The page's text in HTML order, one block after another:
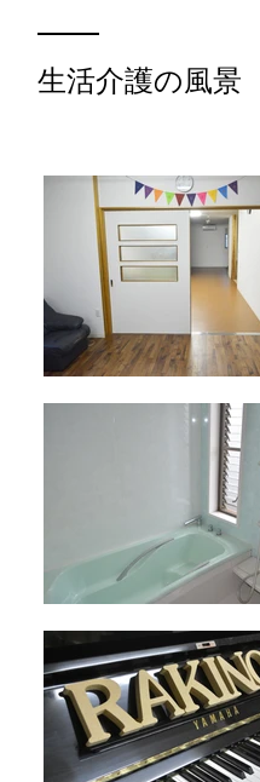
​生活介護の風景